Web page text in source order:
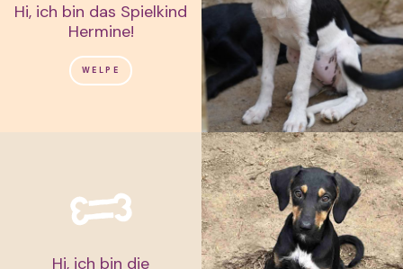
Hi, ich bin das Spielkind
Hermine!
WELPE
Hi, ich bin die